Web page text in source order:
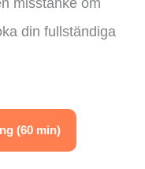
misstanke om
din fullständiga
(60 min)